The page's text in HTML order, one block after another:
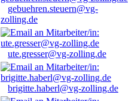
gebuehren.steuern@vg-
zolling.de
ute.gresser@vg-zolling.de
brigitte.haberl@vg-zolling.de